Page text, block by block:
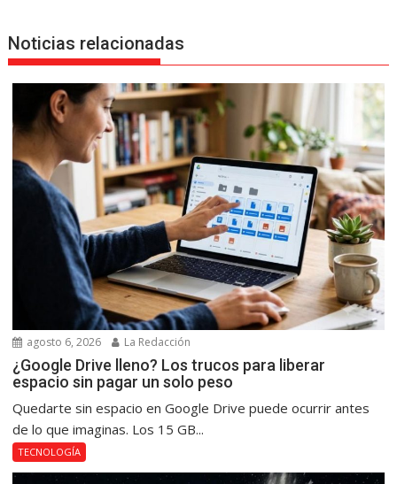
Noticias relacionadas
agosto 6, 2026 La Redacción
¿Google Drive lleno? Los trucos para liberar
espacio sin pagar un solo peso
Quedarte sin espacio en Google Drive puede ocurrir antes
de lo que imaginas. Los 15 GB...
TECNOLOGÍA